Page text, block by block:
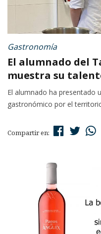
Gastronomía
El alumnado del
muestra su
El alumnado ha presentado
gastronómico por el
Compartir en: